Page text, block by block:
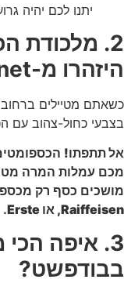
יתנו לכם יהיה גרוע ב-10-15%
2. מלכודת
היזהרו מ-Euronet ⚠️
כשאתם מטיילים
בצבעי כחול-צהוב עם
אל תתפתו!
מכם עמלות המרה
מושכים כסף רק
Raiffeisen, או Erste
.
3. איפה
בבודפשט?